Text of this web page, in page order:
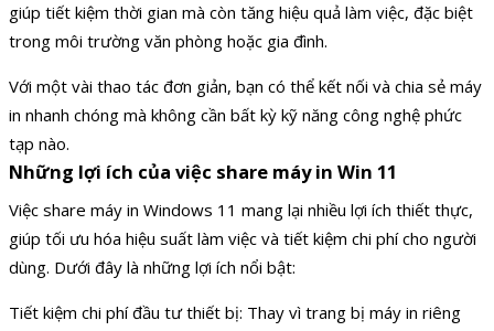
giúp tiết kiệm thời gian mà còn tăng hiệu quả làm việc, đặc biệt
trong môi trường văn phòng hoặc gia đình.
Với một vài thao tác đơn giản, bạn có thể kết nối và chia sẻ máy
in nhanh chóng mà không cần bất kỳ kỹ năng công nghệ phức
tạp nào.
Những lợi ích của việc share máy in Win 11
Việc share máy in Windows 11 mang lại nhiều lợi ích thiết thực,
giúp tối ưu hóa hiệu suất làm việc và tiết kiệm chi phí cho người
dùng. Dưới đây là những lợi ích nổi bật:
Tiết kiệm chi phí đầu tư thiết bị: Thay vì trang bị máy in riêng